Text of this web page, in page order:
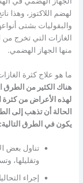
لهضم اللاكتوز، وهذا
والبقوليات بشتى
الغازات التي تخرج
منها الجهاز الهضمي.
ما هو علاج كثرة
هناك الكثير من الطرق
لهذه الأعراض من
الحالة أن تذهب إلى
يكون في الطرق التالية:
تناول بعض
وتقليلها،
إجراء